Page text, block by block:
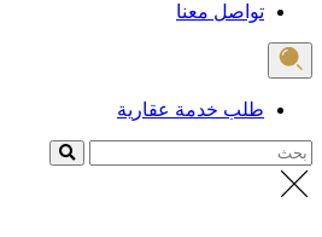
تواصل معنا
طلب خدمة عقارية
بحث